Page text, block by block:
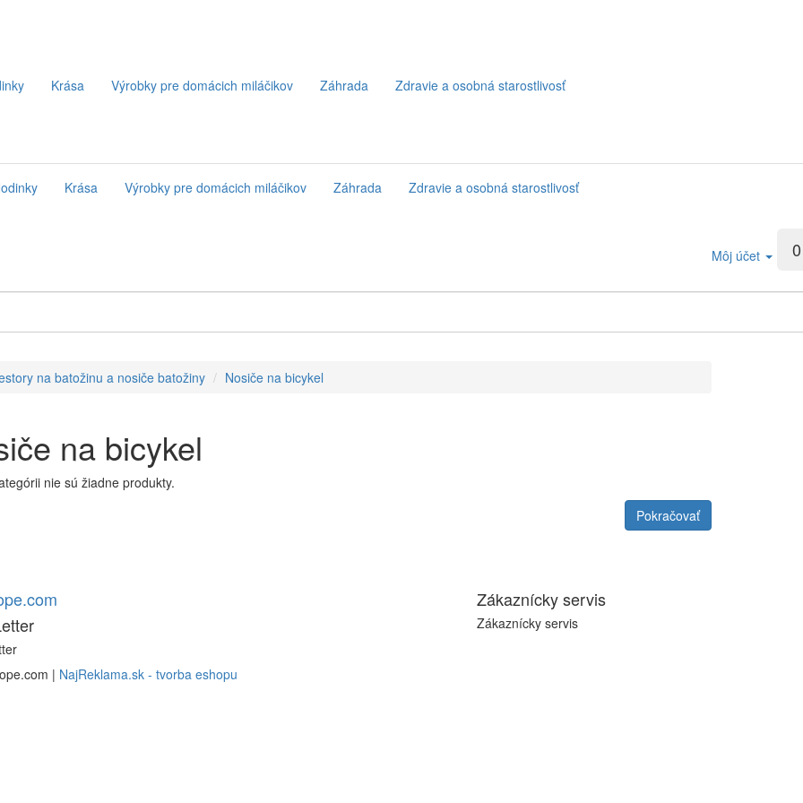
Krása Výrobky pre domácich miláčikov Záhrada Zdravie a osobná starostlivosť
Krása Výrobky pre domácich miláčikov Záhrada Zdravie a osobná starostlivosť
0
Môj účet
na batožinu a nosiče batožiny Nosiče na bicykel
na bicykel
nie sú žiadne produkty.
Pokračovať
Zákaznícky servis
Zákaznícky servis
| NajReklama.sk - tvorba eshopu